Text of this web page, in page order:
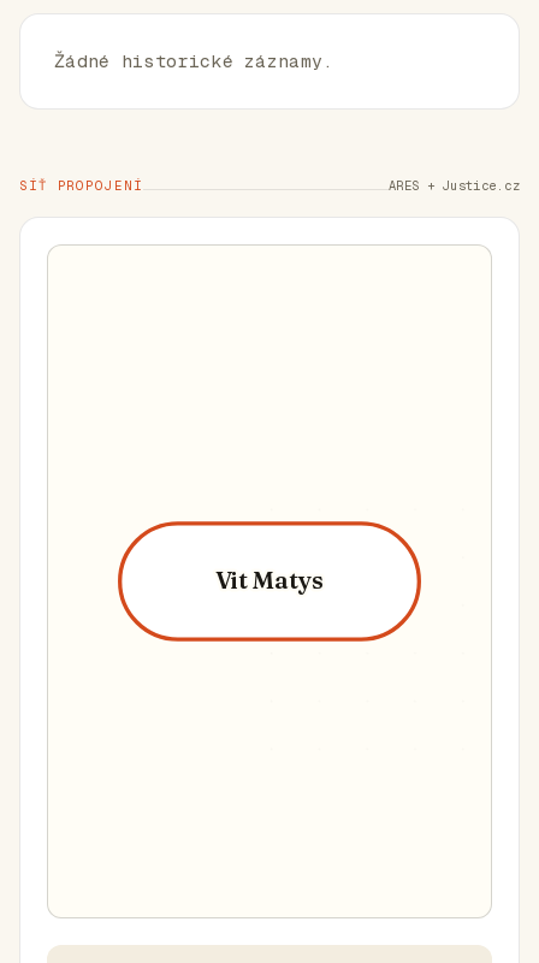
Žádné historické záznamy.
SÍŤ PROPOJENÍ ARES + Justice.cz
Vit Matys